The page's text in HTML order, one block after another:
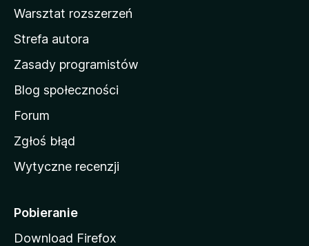
m
o
w
M
o
z
l
i
Warsztat rozszerzeń
Strefa autora
Zasady programistów
Blog społeczności
Forum
Zgłoś błąd
Wytyczne recenzji
Pobieranie
Download Firefox